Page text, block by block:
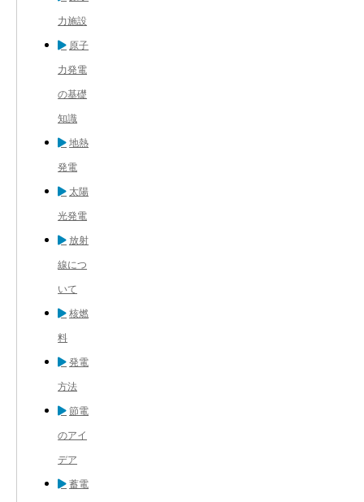
力施設
原子
力発電
の基礎
知識
地熱
発電
太陽
光発電
放射
線につ
いて
核燃
料
発電
方法
節電
のアイ
デア
蓄電